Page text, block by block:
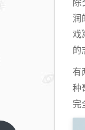
润
戏
的
有
种
完